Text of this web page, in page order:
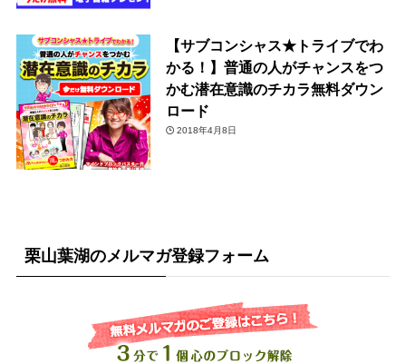
【サブコンシャス★トライブでわ
かる！】普通の人がチャンスをつ
かむ潜在意識のチカラ無料ダウン
ロード
2018年4月8日
栗山葉湖のメルマガ登録フォーム